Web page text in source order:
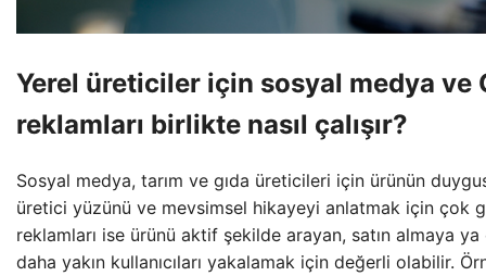
Yerel üreticiler için sosyal medya ve
reklamları birlikte nasıl çalışır?
Sosyal medya, tarım ve gıda üreticileri için ürünün
üretici yüzünü ve mevsimsel hikayeyi anlatmak için çok
reklamları ise ürünü aktif şekilde arayan, satın almaya
daha yakın kullanıcıları yakalamak için değerli olabilir.